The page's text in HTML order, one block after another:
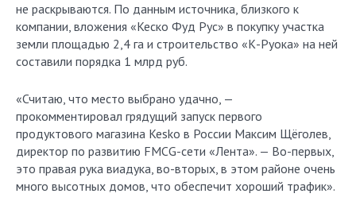
не раскрываются. По данным источника, близкого к
компании, вложения «Кеско Фуд Рус» в покупку участка
земли площадью 2,4 га и строительство «К-Руока» на ней
составили порядка 1 млрд руб.
«Считаю, что место выбрано удачно, —
прокомментировал грядущий запуск первого
продуктового магазина Kesko в России Максим Щёголев,
директор по развитию FMCG-сети «Лента». — Во-первых,
это правая рука виадука, во-вторых, в этом районе очень
много высотных домов, что обеспечит хороший трафик».